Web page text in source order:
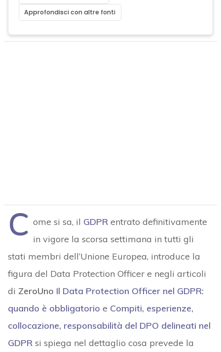
Approfondisci con altre fonti
C ome si sa, il GDPRentrato definitivamente
in vigore la scorsa settimana in tutti gli
stati membri dell’Unione Europea, introduce la
figura del Data Protection Officer e negli articoli
di ZeroUno Il Data Protection Officer nel GDPR:
quando è obbligatorio e Compiti, esperienze,
collocazione, responsabilità del DPO delineati nel
GDPRsi spiega nel dettaglio cosa prevede la